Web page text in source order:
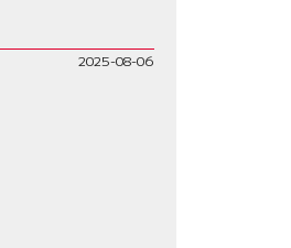
2025-08-06